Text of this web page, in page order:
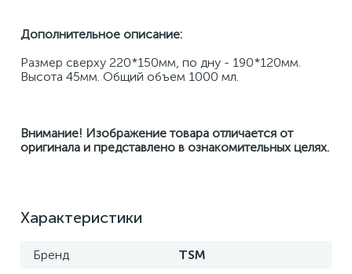
Дополнительное описание:
Размер сверху 220*150мм, по дну - 190*120мм.
Высота 45мм. Общий объем 1000 мл.
Внимание! Изображение товара отличается от
оригинала и представлено в ознакомительных целях.
Характеристики
Бренд TSM